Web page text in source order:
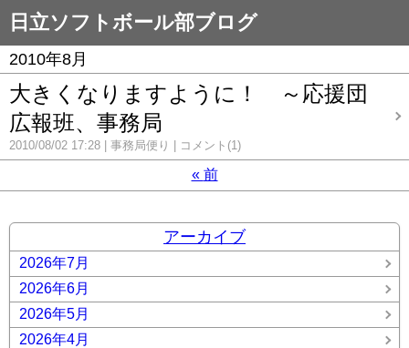
日立ソフトボール部ブログ
2010年8月
大きくなりますように！ ～応援団
広報班、事務局
2010/08/02 17:28 事務局便り コメント(1)
« 前
アーカイブ
2026年7月
2026年6月
2026年5月
2026年4月